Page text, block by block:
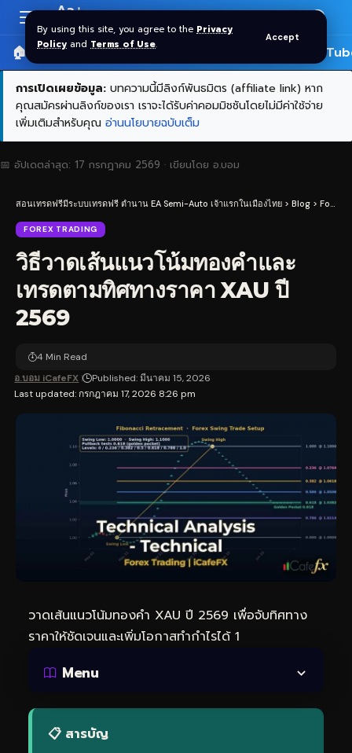
By using this site, you agree to the Privacy
Policy and Terms of Use.
Accept
Resizer
Aa
🏠 หน้าแรก ราคาทอง SPDR 🎬
การเปิดเผยข้อมูล: บทความนี้มีลิงก์พันธมิตร (affiliate link) หาก
คุณสมัครผ่านลิงก์ของเรา เราจะได้รับค่าคอมมิชชันโดยไม่มีค่าใช้จ่าย
เพิ่มเติมสำหรับคุณ อ่านนโยบายฉบับเต็ม
📅 อัปเดตล่าสุด: 17 กรกฎาคม 2569 · เขียนโดย อ.บอม
สอนเทรดฟรีมีระบบเทรดฟรี ตำนาน EA Semi-Auto เจ้าแรกในเมืองไทย > Blog > Forex Trading
FOREX TRADING
วิธีวาดเส้นแนวโน้มทองคำและ
เทรดตามทิศทางราคา XAU ปี
2569
Last updated: กรกฎาคม 17, 2026 8:26 pm
อ.บอม iCafeFX Published: มีนาคม 15, 2026
4 Min Read
วาดเส้นแนวโน้มทองคำ XAU ปี 2569 เพื่อจับทิศทาง
ราคาให้ชัดเจนและเพิ่มโอกาสทำกำไรได้ 1
Menu
📋 สารบัญ